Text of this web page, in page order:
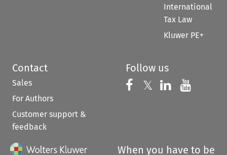
International
Tax Law
Kluwer PE+
Contact
Sales
For Authors
Customer support &
feedback
Follow us
Follow us on
𝕏 Follow us on
Follow us
When you have to be